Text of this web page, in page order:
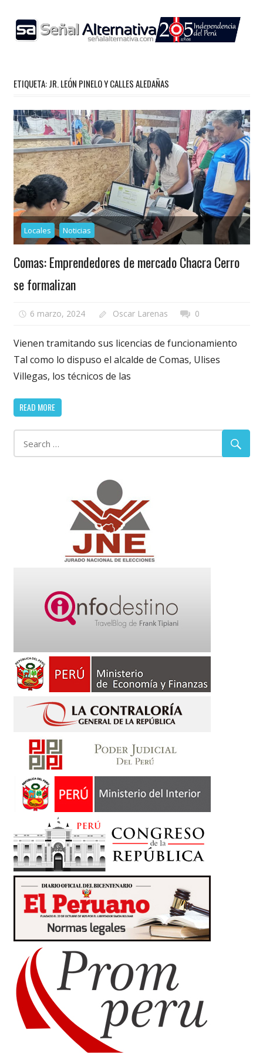
content
ETIQUETA:JR. LEÓN PINELO Y CALLES ALEDAÑAS
Locales Noticias
Comas: Emprendedores de mercado Chacra Cerro
se formalizan
6 marzo, 2024 Oscar Larenas 0
Vienen tramitando sus licencias de funcionamiento
Tal como lo dispuso el alcalde de Comas, Ulises
Villegas, los técnicos de las
READ MORE